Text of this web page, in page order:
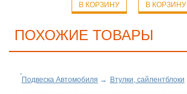
В КОРЗИНУ В КОРЗИНУ
ПОХОЖИЕ ТОВАРЫ
Подвеска Автомобиля → Втулки, сайлентблоки